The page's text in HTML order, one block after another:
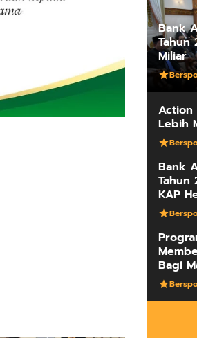
Bank
Tahun
Miliar
Action
Lebih
Bank
Tahun
KAP
Bagi